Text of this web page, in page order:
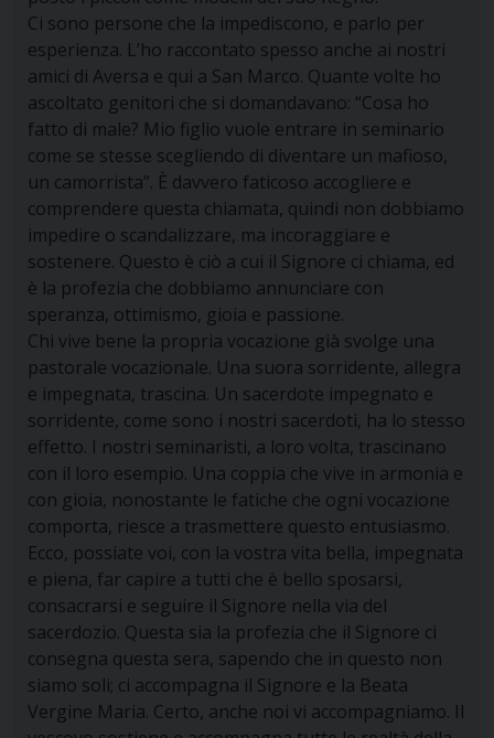
Ci sono persone che la impediscono, e parlo per
esperienza. L’ho raccontato spesso anche ai nostri
amici di Aversa e qui a San Marco. Quante volte ho
ascoltato genitori che si domandavano: “Cosa ho
fatto di male? Mio figlio vuole entrare in seminario
come se stesse scegliendo di diventare un mafioso,
un camorrista”. È davvero faticoso accogliere e
comprendere questa chiamata, quindi non dobbiamo
impedire o scandalizzare, ma incoraggiare e
sostenere. Questo è ciò a cui il Signore ci chiama, ed
è la profezia che dobbiamo annunciare con
speranza, ottimismo, gioia e passione.
Chi vive bene la propria vocazione già svolge una
pastorale vocazionale. Una suora sorridente, allegra
e impegnata, trascina. Un sacerdote impegnato e
sorridente, come sono i nostri sacerdoti, ha lo stesso
effetto. I nostri seminaristi, a loro volta, trascinano
con il loro esempio. Una coppia che vive in armonia e
con gioia, nonostante le fatiche che ogni vocazione
comporta, riesce a trasmettere questo entusiasmo.
Ecco, possiate voi, con la vostra vita bella, impegnata
e piena, far capire a tutti che è bello sposarsi,
consacrarsi e seguire il Signore nella via del
sacerdozio. Questa sia la profezia che il Signore ci
consegna questa sera, sapendo che in questo non
siamo soli; ci accompagna il Signore e la Beata
Vergine Maria. Certo, anche noi vi accompagniamo. Il